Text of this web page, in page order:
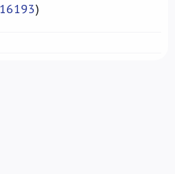
)